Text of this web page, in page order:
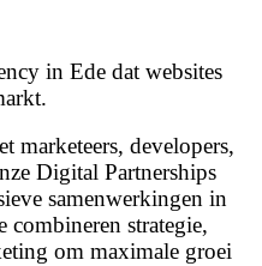
in Ede dat websites
marketeers, developers,
Digital Partnerships
samenwerkingen in
combineren strategie,
om maximale groei